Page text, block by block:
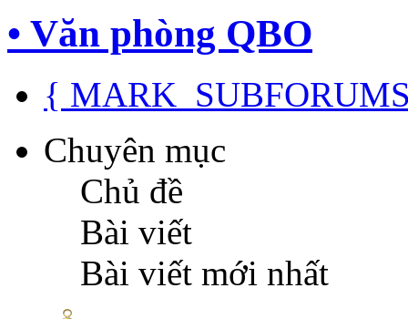
• Văn phòng QBO
{
Chuyên mục
Chủ đề
Bài viết
Bài viết mới nhất